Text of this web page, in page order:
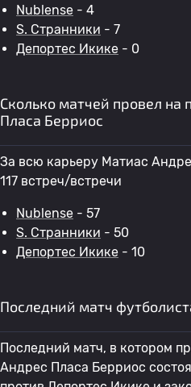
Nublense - 4
S. Странники - 7
Депортес Икике - 0
Сколько матчей провел на
Пласа Берриос
За всю карьеру Матиас
117 встреч/встречи
Nublense - 57
S. Странники - 50
Депортес Икике - 10
Последний матч
Последний матч, в котором
Андрес Пласа Берриос